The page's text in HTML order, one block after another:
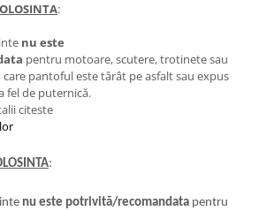
:
nu este
pentru motoare, scutere, trotinete sau
pantoful este târât pe asfalt sau expus
fel de puternică.
citeste
:
nu este potrivită/recomandata pentru